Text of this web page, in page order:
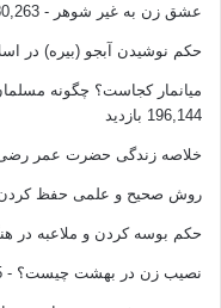
عشق زن به غیر شوهر - 280,263 بازدید
حکم نوشیدن آبجو (بیره) در
میانمار کجاست؟ چگونه
196,144 بازدید
خلاصه زندگی حضرت عمر رضی
روش صحیح و علمی حفظ
حکم بوسه کردن و ملاعبه در
نصیب زن در بهشت چیست؟ - 152,965 بازدید